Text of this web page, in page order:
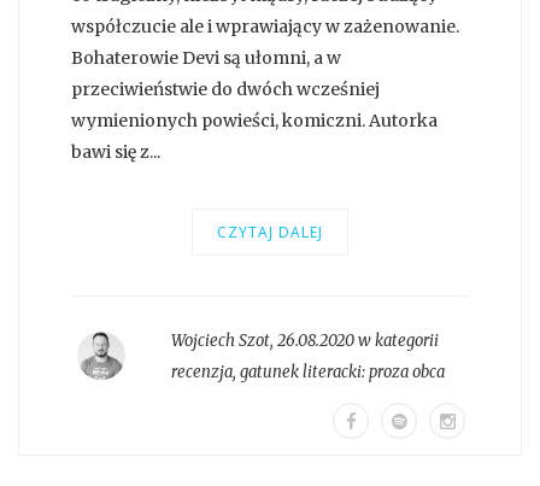
współczucie ale i wprawiający w zażenowanie.
Bohaterowie Devi są ułomni, a w
przeciwieństwie do dwóch wcześniej
wymienionych powieści, komiczni. Autorka
bawi się z...
CZYTAJ DALEJ
Wojciech Szot, 26.08.2020 w kategorii
recenzja, gatunek literacki:proza obca